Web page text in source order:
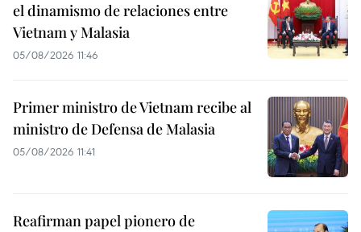
el dinamismo de relaciones entre
Vietnam y Malasia
05/08/2026 11:46
Primer ministro de Vietnam recibe al
ministro de Defensa de Malasia
05/08/2026 11:41
Reafirman papel pionero de